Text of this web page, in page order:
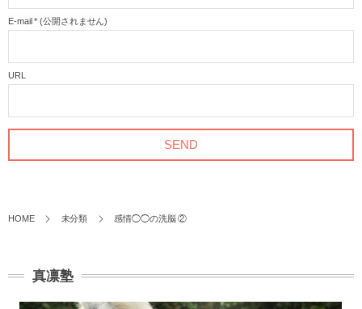
E-mail * (公開されません)
URL
HOME 未分類 感情◯◯の洗脳 ②
真凛塾